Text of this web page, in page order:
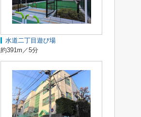
水道二丁目遊び場
約391m／5分